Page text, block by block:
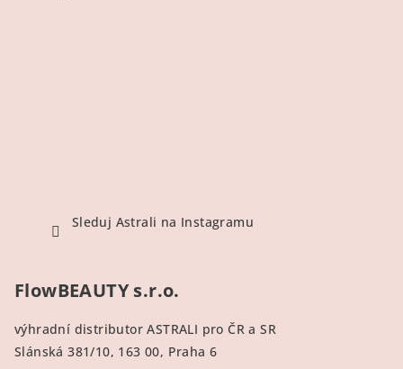
Sleduj Astrali na Instagramu
FlowBEAUTY s.r.o.
výhradní distributor ASTRALI pro ČR a SR
Slánská 381/10, 163 00, Praha 6